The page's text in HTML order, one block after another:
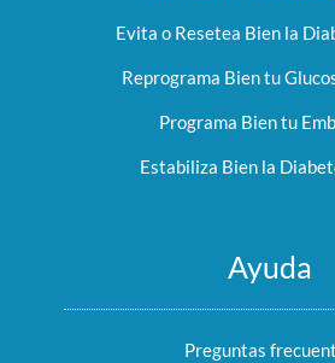
Evita o Resetea Bien la
Reprograma Bien tu
Programa Bien tu
Estabiliza Bien la
Ayuda
Preguntas